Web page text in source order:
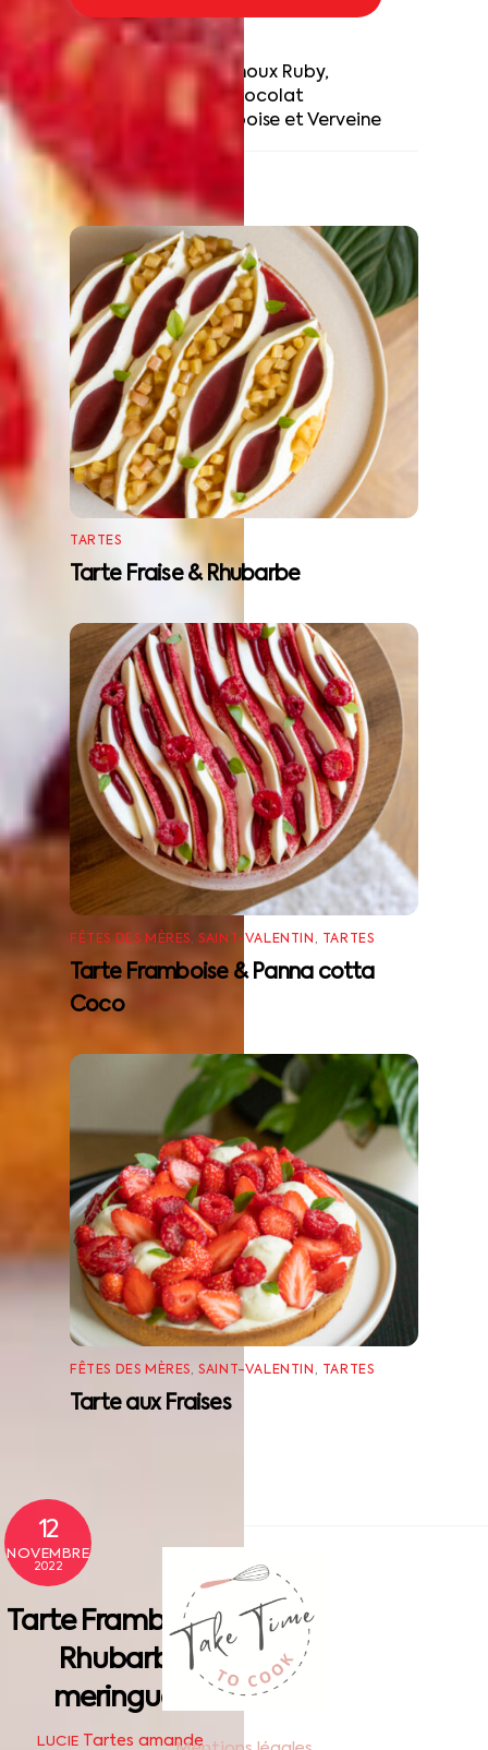
12
NOVEMBRE
2022
Tarte Framboise &
Rhubarbe
meringuée
LUCIE Tartes amande,
Couronne de choux Ruby,
Framboise & Chocolat
Tarte Framboise et Verveine
RELATED POSTS
TARTES
Tarte Fraise & Rhubarbe
FÊTES DES MÈRES,SAINT-VALENTIN , TARTES
Tarte Framboise & Panna cotta
Coco
FÊTES DES MÈRES,SAINT-VALENTIN , TARTES
Tarte aux Fraises
To
Top